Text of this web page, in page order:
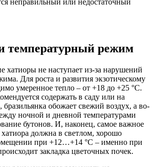
температурный режим
хатиоры не наступает из-за нарушений
Для роста и развития экзотическому
умеренное тепло – от +18 до +25 °C.
содержать в саду или на
бразильянка обожает свежий воздух, а во-
ночной и дневной температурами
бутонов. И, наконец, самое важное
хатиора должна в светлом, хорошо
при +12…+14 °C – именно при
закладка цветочных почек.